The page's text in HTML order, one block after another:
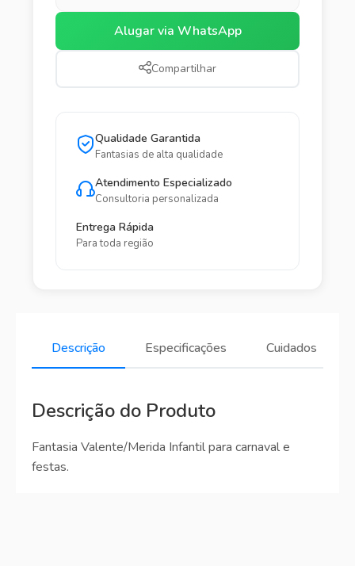
Alugar via WhatsApp
Compartilhar
Qualidade Garantida
Fantasias de alta qualidade
Atendimento Especializado
Consultoria personalizada
Entrega Rápida
Para toda região
Descrição Especificações Cuidados
Descrição do Produto
Fantasia Valente/Merida Infantil para carnaval e
festas.